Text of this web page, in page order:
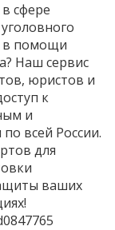
сфере
в помощи
Наш сервис
юристов и
к
и
всей России.
для
ваших